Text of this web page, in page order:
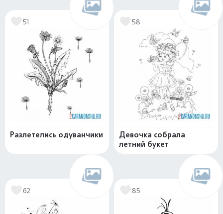
51
Разлетелись одуванчики
58
Девочка собрала
летний букет
62 85